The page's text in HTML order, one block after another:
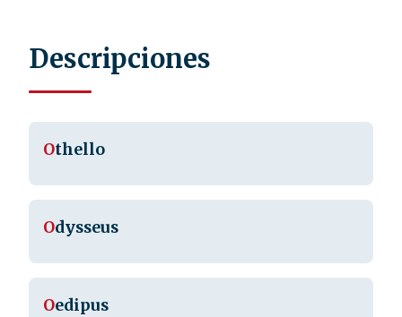
Descripciones
Othello
Odysseus
Oedipus